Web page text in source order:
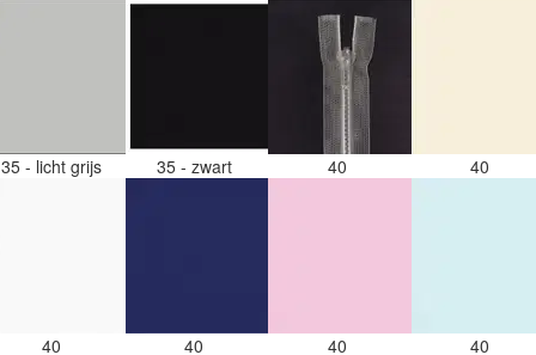
35 - licht grijs 35 - zwart 40 40
40 40 40 40